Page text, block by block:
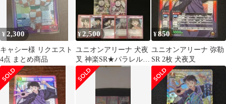
¥2,300
キャシー様 リクエスト
4点 まとめ商品
¥2,500
ユニオンアリーナ 犬夜
叉 神楽SR★パラレルカ
ードセット【超美品】
¥850
ユニオンアリーナ 弥勒
SR 2枚 犬夜叉